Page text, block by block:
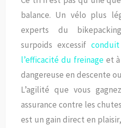
balance. Un vélo plus
experts du
surpoids excessif
l’efficacité du freinageet à
dangereuse en descente
L’agilité que vous
assurance contre les
est un gain direct en